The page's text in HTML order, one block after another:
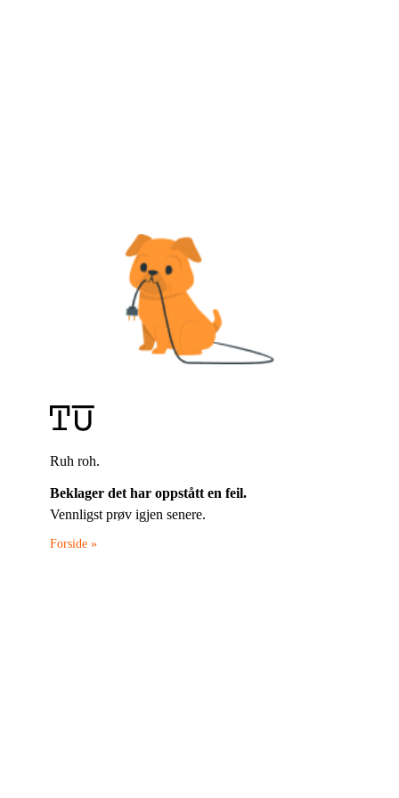
Ruh roh.
Beklager det har oppstått en feil.
Vennligst prøv igjen senere.
Forside »